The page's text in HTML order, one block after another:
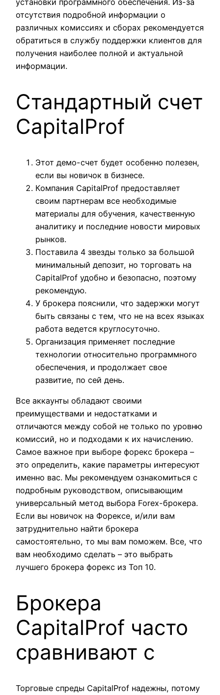
отсутствия подробной информации о
различных комиссиях и сборах рекомендуется
обратиться в службу поддержки клиентов для
получения наиболее полной и актуальной
информации.
Стандартный счет
CapitalProf
Этот демо-счет будет особенно полезен,
если вы новичок в бизнесе.
Компания CapitalProf предоставляет
своим партнерам все необходимые
материалы для обучения, качественную
аналитику и последние новости мировых
рынков.
Поставила 4 звезды только за большой
минимальный депозит, но торговать на
CapitalProf удобно и безопасно, поэтому
рекомендую.
У брокера пояснили, что задержки могут
быть связаны с тем, что не на всех языках
работа ведется круглосуточно.
Организация применяет последние
технологии относительно программного
обеспечения, и продолжает свое
развитие, по сей день.
Все аккаунты обладают своими
преимуществами и недостатками и
отличаются между собой не только по уровню
комиссий, но и подходами к их начислению.
Самое важное при выборе форекс брокера –
это определить, какие параметры интересуют
именно вас. Мы рекомендуем ознакомиться с
подробным руководством, описывающим
универсальный метод выбора Forex-брокера.
Если вы новичок на Форексе, и/или вам
затруднительно найти брокера
самостоятельно, то мы вам поможем. Все, что
вам необходимо сделать – это выбрать
лучшего брокера форекс из Топ 10.
Брокера
CapitalProf часто
сравнивают с
Торговые спреды CapitalProf надежны, потому